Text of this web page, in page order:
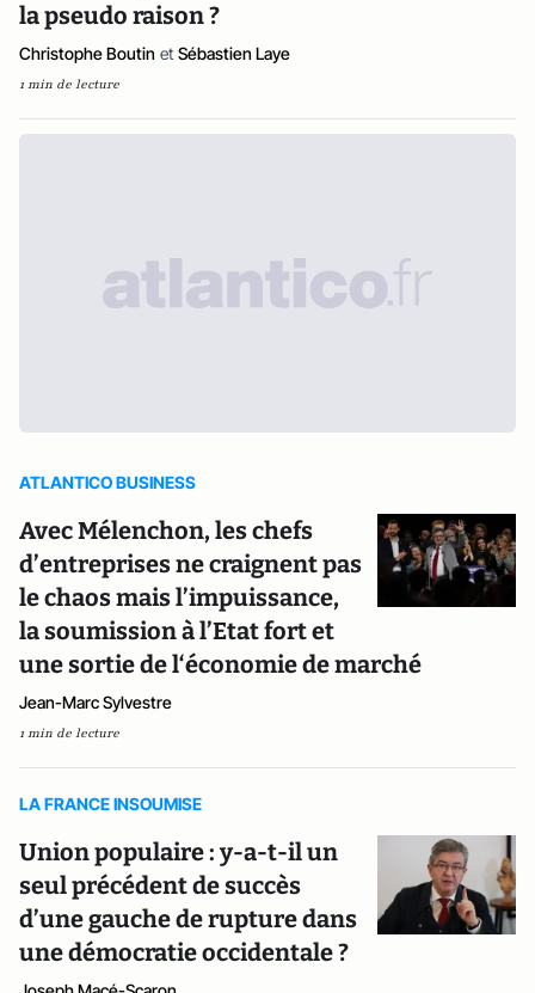
la pseudo raison ?
Christophe Boutin et Sébastien Laye
1 min de lecture
ATLANTICO BUSINESS
Avec Mélenchon, les chefs
d’entreprises ne craignent pas
le chaos mais l’impuissance,
la soumission à l’Etat fort et
une sortie de l‘économie de marché
Jean-Marc Sylvestre
1 min de lecture
LA FRANCE INSOUMISE
Union populaire : y-a-t-il un
seul précédent de succès
d’une gauche de rupture dans
une démocratie occidentale ?